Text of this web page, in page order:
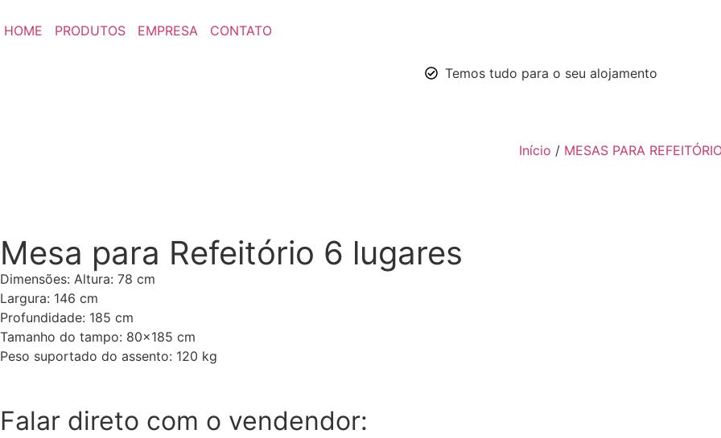
HOME PRODUTOS EMPRESA CONTATO
Temos tudo para o seu alojamento
Início / MESAS PARA
Mesa para Refeitório 6 lugares
Dimensões: Altura: 78 cm
Largura: 146 cm
Profundidade: 185 cm
Tamanho do tampo: 80×185 cm
Peso suportado do assento: 120 kg
Falar direto com o vendendor: